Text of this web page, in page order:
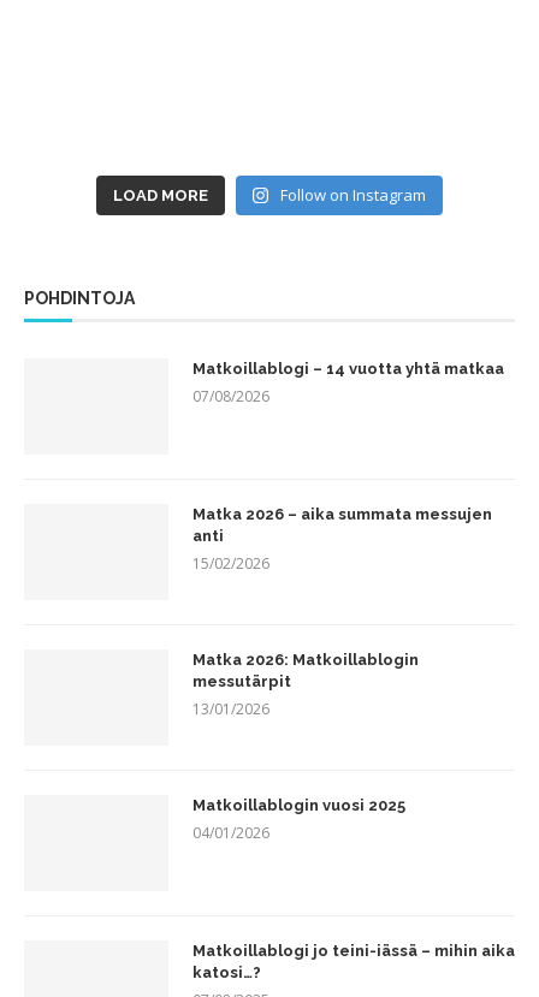
LOAD MORE Follow on Instagram
POHDINTOJA
Matkoillablogi – 14 vuotta yhtä matkaa
07/08/2026
Matka 2026 – aika summata messujen
anti
15/02/2026
Matka 2026: Matkoillablogin
messutärpit
13/01/2026
Matkoillablogin vuosi 2025
04/01/2026
Matkoillablogi jo teini-iässä – mihin aika
katosi…?